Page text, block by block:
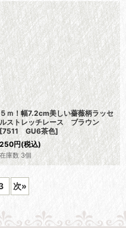
５ｍ！幅7.2cm美しい薔薇柄ラッセ
ルストレッチレース ブラウン
[7511 GU6茶色]
250円(税込)
在庫数 3個
次»